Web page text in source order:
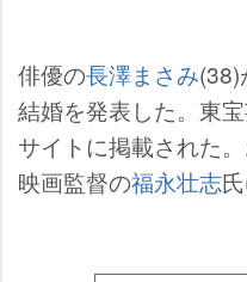
俳優の長澤まさみ(38)
結婚を発表した。東
サイトに掲載された。
映画監督の福永壮志